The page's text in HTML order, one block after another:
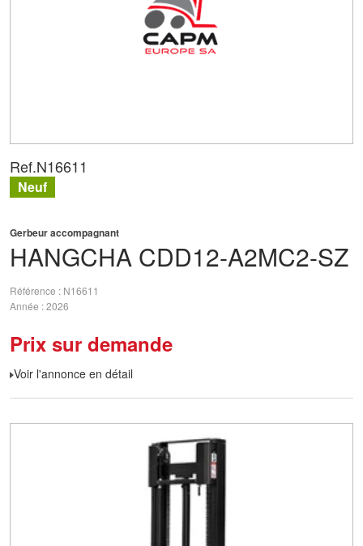
HANGCHA CDD12-A2MC2-SZ
Gerbeur accompagnant
Référence
N16611
Année 2026
Prix sur demande
Voir l'annonce en détail
Ref.N16611
Neuf